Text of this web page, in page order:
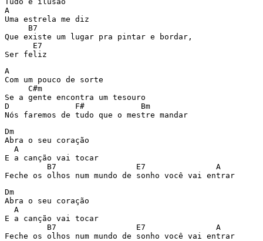
A
Uma estrela me diz
     B7
Que existe um lugar pra pintar e bordar,
      E7
Ser feliz
A
Com um pouco de sorte
     C#m
Se a gente encontra um tesouro
D              F#            Bm
Nós faremos de tudo que o mestre mandar
Dm
Abra o seu coração
  A
E a canção vai tocar
         B7                 E7               A
Feche os olhos num mundo de sonho você vai entrar
Dm
Abra o seu coração
  A
E a canção vai tocar
         B7                 E7               A
Feche os olhos num mundo de sonho você vai entrar